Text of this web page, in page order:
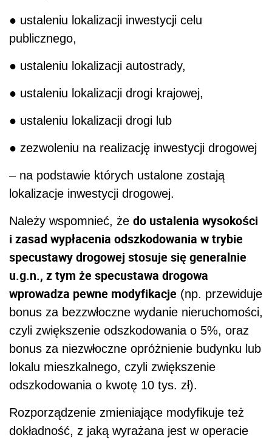
● ustaleniu lokalizacji inwestycji celu
publicznego,
● ustaleniu lokalizacji autostrady,
● ustaleniu lokalizacji drogi krajowej,
● ustaleniu lokalizacji drogi lub
● zezwoleniu na realizację inwestycji drogowej
– na podstawie których ustalone zostają
lokalizacje inwestycji drogowej.
Należy wspomnieć, że do ustalenia wysokości
i zasad wypłacenia odszkodowania w trybie
specustawy drogowej stosuje się generalnie
u.g.n., z tym że specustawa drogowa
wprowadza pewne modyfikacje (np. przewiduje
bonus za bezzwłoczne wydanie nieruchomości,
czyli zwiększenie odszkodowania o 5%, oraz
bonus za niezwłoczne opróżnienie budynku lub
lokalu mieszkalnego, czyli zwiększenie
odszkodowania o kwotę 10 tys. zł).
Rozporządzenie zmieniające modyfikuje też
dokładność, z jaką wyrażana jest w operacie